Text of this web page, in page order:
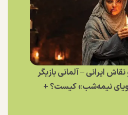
نقاش ایرانی – آلمانی بازیگر
نیمه‌شب» کیست؟ +